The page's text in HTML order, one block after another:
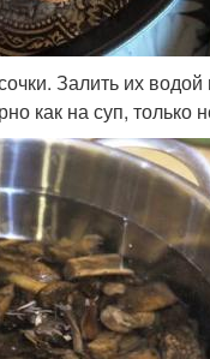
Залить их водой
как на суп, только